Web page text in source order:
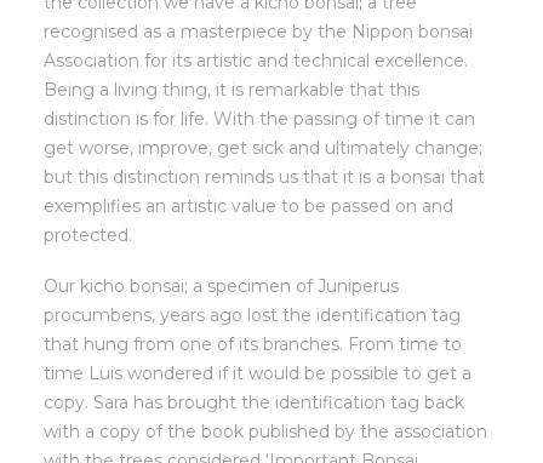
recognised as a masterpiece by the Nippon bonsai
Association for its artistic and technical excellence.
Being a living thing, it is remarkable that this
distinction is for life. With the passing of time it can
get worse, improve, get sick and ultimately change;
but this distinction reminds us that it is a bonsai that
exemplifies an artistic value to be passed on and
protected.
Our kicho bonsai; a specimen of Juniperus
procumbens, years ago lost the identification tag
that hung from one of its branches. From time to
time Luis wondered if it would be possible to get a
copy. Sara has brought the identification tag back
with a copy of the book published by the association